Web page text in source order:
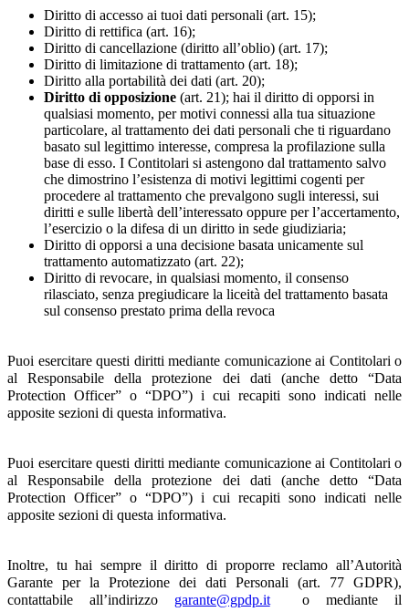
Diritto di accesso ai tuoi dati personali (art. 15);
Diritto di rettifica (art. 16);
Diritto di cancellazione (diritto all’oblio) (art. 17);
Diritto di limitazione di trattamento (art. 18);
Diritto alla portabilità dei dati (art. 20);
Diritto di opposizione (art. 21); hai il diritto di opporsi in
qualsiasi momento, per motivi connessi alla tua situazione
particolare, al trattamento dei dati personali che ti riguardano
basato sul legittimo interesse, compresa la profilazione sulla
base di esso. I Contitolari si astengono dal trattamento salvo
che dimostrino l’esistenza di motivi legittimi cogenti per
procedere al trattamento che prevalgono sugli interessi, sui
diritti e sulle libertà dell’interessato oppure per l’accertamento,
l’esercizio o la difesa di un diritto in sede giudiziaria;
Diritto di opporsi a una decisione basata unicamente sul
trattamento automatizzato (art. 22);
Diritto di revocare, in qualsiasi momento, il consenso
rilasciato, senza pregiudicare la liceità del trattamento basata
sul consenso prestato prima della revoca
Puoi esercitare questi diritti mediante comunicazione ai Contitolari o
al Responsabile della protezione dei dati (anche detto “Data
Protection Officer” o “DPO”) i cui recapiti sono indicati nelle
apposite sezioni di questa informativa.
Puoi esercitare questi diritti mediante comunicazione ai Contitolari o
al Responsabile della protezione dei dati (anche detto “Data
Protection Officer” o “DPO”) i cui recapiti sono indicati nelle
apposite sezioni di questa informativa.
Inoltre, tu hai sempre il diritto di proporre reclamo all’Autorità
Garante per la Protezione dei dati Personali (art. 77 GDPR),
contattabile all’indirizzo garante@gpdp.ito mediante il